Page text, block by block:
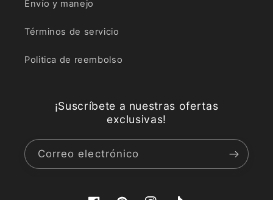
Envío y manejo
Términos de servicio
Politica de reembolso
¡Suscríbete a nuestras ofertas
exclusivas!
Correo electrónico